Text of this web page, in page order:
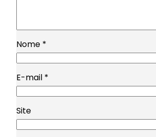
Nome *
E-mail *
Site